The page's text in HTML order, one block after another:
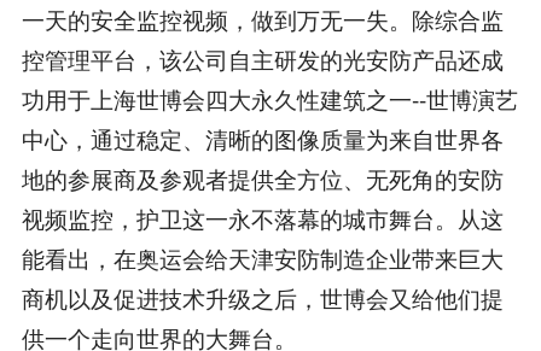
一天的安全监控视频，做到万无一失。除综合监
控管理平台，该公司自主研发的光安防产品还成
功用于上海世博会四大永久性建筑之一--世博演艺
中心，通过稳定、清晰的图像质量为来自世界各
地的参展商及参观者提供全方位、无死角的安防
视频监控，护卫这一永不落幕的城市舞台。从这
能看出，在奥运会给天津安防制造企业带来巨大
商机以及促进技术升级之后，世博会又给他们提
供一个走向世界的大舞台。